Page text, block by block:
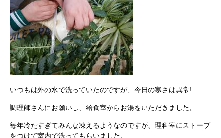
いつもは外の水で洗っていたのですが、今日の寒さは異常!
調理師さんにお願いし、給食室からお湯をいただきました。
毎年冷たすぎてみんな凍えるようなのですが、理科室にストーブ
をつけて室内で洗ってもらいました。